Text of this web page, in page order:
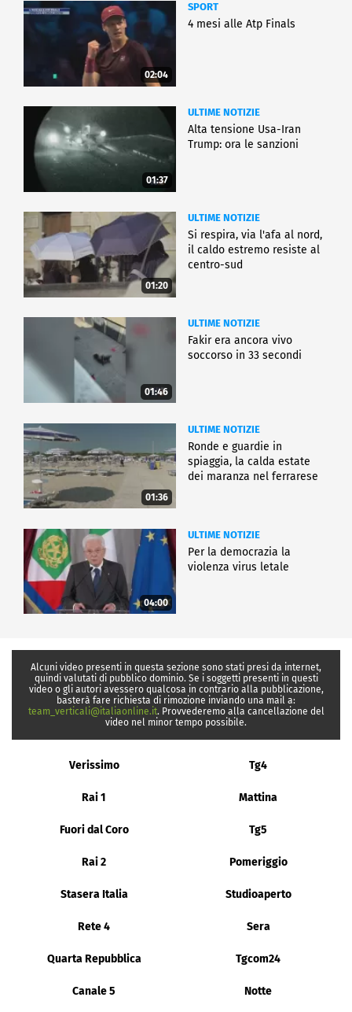
02:04
SPORT
4 mesi alle Atp Finals
01:37
ULTIME NOTIZIE
Alta tensione Usa-Iran
Trump: ora le sanzioni
01:20
ULTIME NOTIZIE
Si respira, via l'afa al nord,
il caldo estremo resiste al
centro-sud
01:46
ULTIME NOTIZIE
Fakir era ancora vivo
soccorso in 33 secondi
01:36
ULTIME NOTIZIE
Ronde e guardie in
spiaggia, la calda estate
dei maranza nel ferrarese
04:00
ULTIME NOTIZIE
Per la democrazia la
violenza virus letale
Alcuni video presenti in questa sezione sono stati presi da internet,
quindi valutati di pubblico dominio. Se i soggetti presenti in questi
video o gli autori avessero qualcosa in contrario alla pubblicazione,
basterà fare richiesta di rimozione inviando una mail a:
team_verticali@italiaonline.it. Provvederemo alla cancellazione del
video nel minor tempo possibile.
Verissimo Tg4
Rai 1 Mattina
Fuori dal Coro Tg5
Rai 2 Pomeriggio
Stasera Italia Studioaperto
Rete 4 Sera
Quarta Repubblica Tgcom24
Canale 5 Notte